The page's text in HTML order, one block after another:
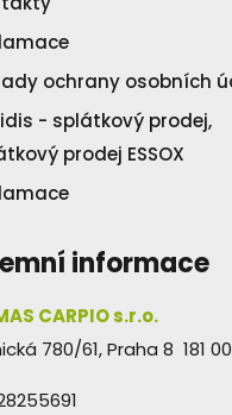
ochrany osobních
- splátkový prodej,
prodej ESSOX
informace
CARPIO s.r.o.
780/61, Praha 8 181 00